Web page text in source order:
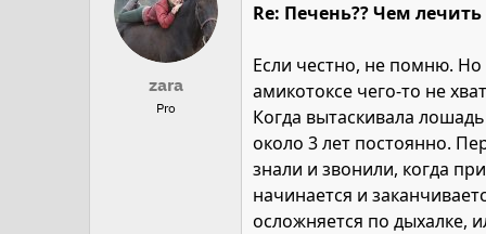
zara
Pro
Re: Печень?? Чем лечить
Если честно, не помню.
амикотоксе чего-то не
Когда вытаскивала
около 3 лет постоянно.
знали и звонили, когда
начинается и
осложняется по дыхалке,